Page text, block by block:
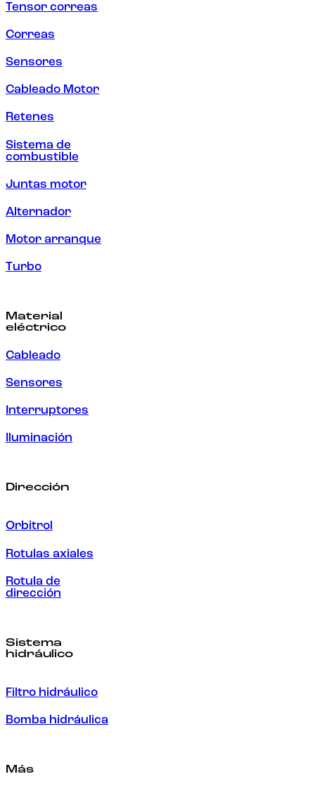
Tensor correas
Correas
Sensores
Cableado Motor
Retenes
Sistema de
combustible
Juntas motor
Alternador
Motor arranque
Turbo
Material
eléctrico
Cableado
Sensores
Interruptores
Iluminación
Dirección
Orbitrol
Rotulas axiales
Rotula de
dirección
Sistema
hidráulico
Filtro hidráulico
Bomba hidráulica
Más